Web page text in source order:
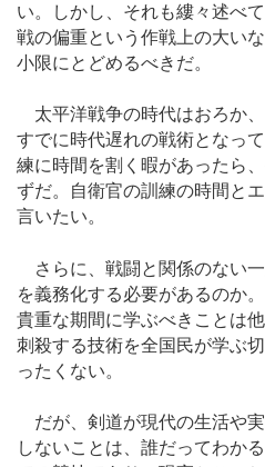
い。しかし、それも縷々述べ
戦の偏重という作戦上の大い
小限にとどめるべきだ。
太平洋戦争の時代はおろか
すでに時代遅れの戦術となっ
練に時間を割く暇があったら
ずだ。自衛官の訓練の時間と
言いたい。
さらに、戦闘と関係のない
を義務化する必要があるのか
貴重な期間に学ぶべきことは
刺殺する技術を全国民が学ぶ
ったくない。
だが、剣道が現代の生活や
しないことは、誰だってわか